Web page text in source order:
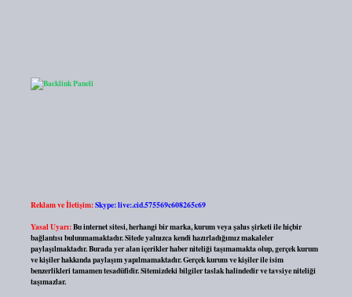
Reklam ve İletişim:Skype: live:.cid.575569c608265c69
Yasal Uyarı:Bu internet sitesi, herhangi bir marka, kurum veya şahıs şirketi ile hiçbir
bağlantısı bulunmamaktadır. Sitede yalnızca kendi hazırladığımız makaleler
paylaşılmaktadır. Burada yer alan içerikler haber niteliği taşımamakta olup, gerçek kurum
ve kişiler hakkında paylaşım yapılmamaktadır. Gerçek kurum ve kişiler ile isim
benzerlikleri tamamen tesadüfidir. Sitemizdeki bilgiler taslak halindedir ve tavsiye niteliği
taşımazlar.